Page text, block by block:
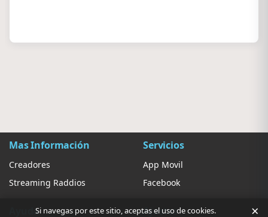
Mas Información
Creadores
Streaming Raddios
Servicios
App Movil
Facebook
Ayuda Ajustes
Si navegas por este sitio, aceptas el uso de cookies. ×